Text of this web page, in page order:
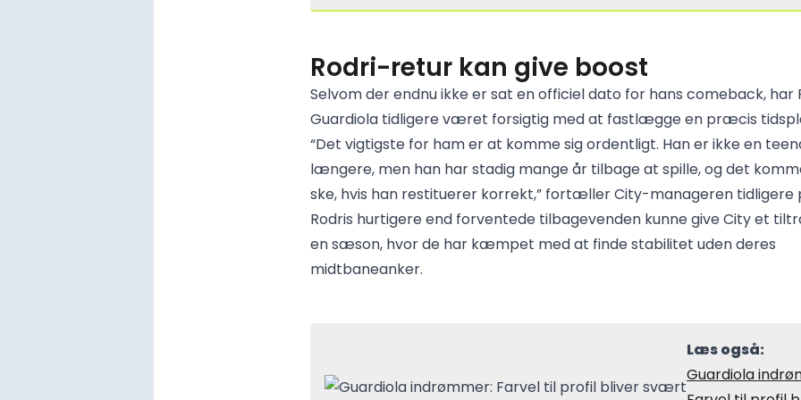
Rodri-retur kan give boost
Selvom der endnu ikke er sat en officiel dato for hans comeback, har
Guardiola tidligere været forsigtig med at fastlægge en præcis
“Det vigtigste for ham er at komme sig ordentligt. Han er ikke en
længere, men han har stadig mange år tilbage at spille, og det
ske, hvis han restituerer korrekt,” fortæller City-manageren tidligere
Rodris hurtigere end forventede tilbagevenden kunne give City et
en sæson, hvor de har kæmpet med at finde stabilitet uden deres
midtbaneanker.
Læs også:
Guardiola